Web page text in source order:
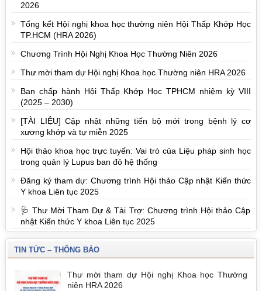
2026
Tổng kết Hội nghị khoa học thường niên Hội Thấp Khớp Học
TP.HCM (HRA 2026)
Chương Trình Hội Nghị Khoa Học Thường Niên 2026
Thư mời tham dự Hội nghị Khoa học Thường niên HRA 2026
Ban chấp hành Hội Thấp Khớp Học TPHCM nhiệm kỳ VIII
(2025 – 2030)
[TÀI LIỆU] Cập nhật những tiến bộ mới trong bệnh lý cơ
xương khớp và tự miễn 2025
Hội thảo khoa học trực tuyến: Vai trò của Liệu pháp sinh học
trong quản lý Lupus ban đỏ hệ thống
Đăng ký tham dự: Chương trình Hội thảo Cập nhật Kiến thức
Y khoa Liên tục 2025
🩺 Thư Mời Tham Dự & Tài Trợ: Chương trình Hội thảo Cập
nhật Kiến thức Y khoa Liên tục 2025
TIN TỨC – THÔNG BÁO
Thư mời tham dự Hội nghị Khoa học Thường
niên HRA 2026